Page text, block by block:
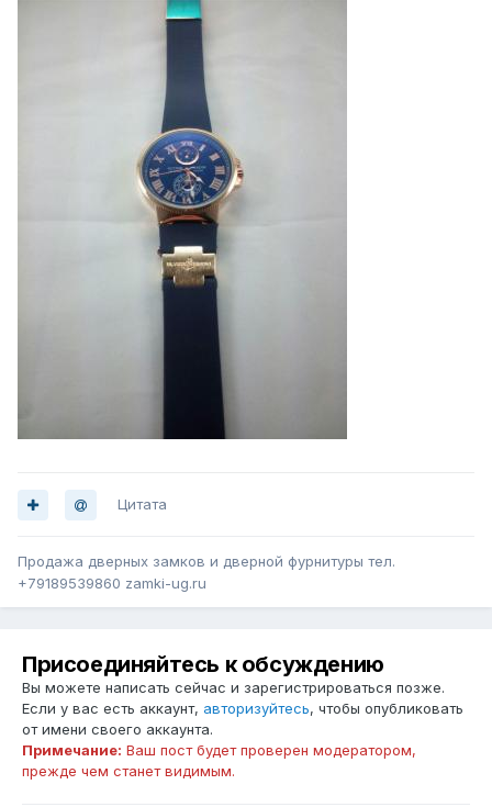
Цитата
Продажа дверных замков и дверной фурнитуры тел.
+79189539860 zamki-ug.ru
Присоединяйтесь к обсуждению
Вы можете написать сейчас и зарегистрироваться позже.
Если у вас есть аккаунт, авторизуйтесь, чтобы опубликовать
от имени своего аккаунта.
Примечание: Ваш пост будет проверен модератором,
прежде чем станет видимым.